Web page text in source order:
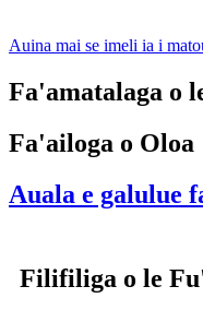
Auina mai se imeli ia i
Fa'amatalaga o
Fa'ailoga o Oloa
Auala e galulue
Filifiliga o le